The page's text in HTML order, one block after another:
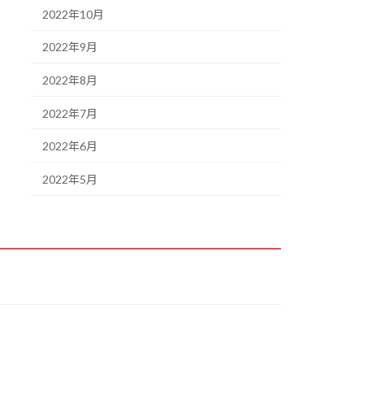
2022年10月
2022年9月
2022年8月
2022年7月
2022年6月
2022年5月